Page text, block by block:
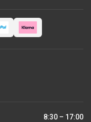
8:30 – 17:00